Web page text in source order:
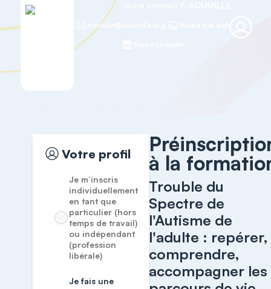
contact@soumille.org
Votre profil
Je m’inscris
individuellement
en tant que
particulier (hors
temps de travail)
ou indépendant
(profession
libérale)
Je fais une
à la
Trouble du
Spectre de
l'Autisme de
l'adulte : repérer,
comprendre,
accompagner les